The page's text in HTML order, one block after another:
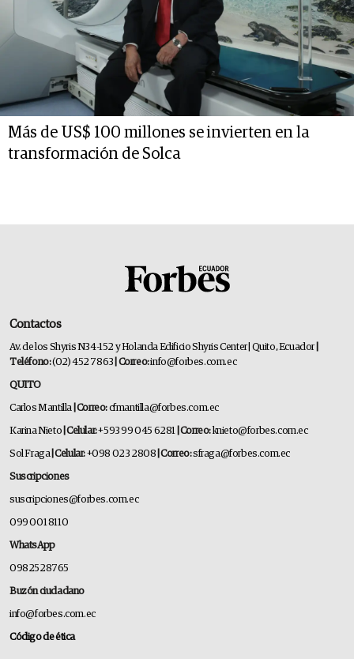
Más de US$ 100 millones se invierten en la
transformación de Solca
Contactos
Av. de los Shyris N34-152 y Holanda Edificio Shyris Center | Quito, Ecuador
Teléfono:(02) 452 7863 | Correo:info@forbes.com.ec
QUITO
Carlos Mantilla | Correo:cfmantilla@forbes.com.ec
Karina Nieto | Celular:+593 99 045 6281 | Correo: knieto@forbes.com.ec
Sol Fraga | Celular:+098 023 2808 | Correo:sfraga@forbes.com.ec
Suscripciones
suscripciones@forbes.com.ec
099 001 8110
WhatsApp
0982528765
Buzón ciudadano
info@forbes.com.ec
Código de ética